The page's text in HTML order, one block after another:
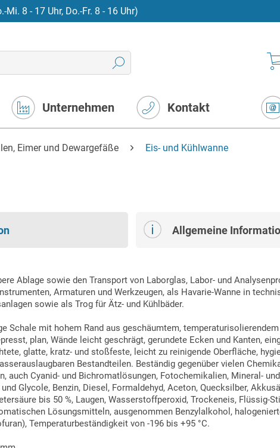
Mi. 8 - 17 Uhr, Do.-Fr. 8 - 16 Uhr)
Unternehmen Kontakt
Eimer und Dewargefäße Eis- und Kühlwanne
Allgemeine
Ablage sowie den Transport von Laborglas, Labor- und
Armaturen und Werkzeugen, als Havarie-Wanne in
sowie als Trog für Ätz- und Kühlbäder.
Schale mit hohem Rand aus geschäumtem, temperaturisolierendem
plan, Wände leicht geschrägt, gerundete Ecken und Kanten,
glatte, kratz- und stoßfeste, leicht zu reinigende Oberfläche,
Bestandteilen. Beständig gegenüber vielen
auch Cyanid- und Bichromatlösungen, Fotochemikalien, Mineral-
Glycole, Benzin, Diesel, Formaldehyd, Aceton, Quecksilber,
bis 50 %, Laugen, Wasserstoffperoxid, Trockeneis, Flüssig-
Lösungsmitteln, ausgenommen Benzylalkohol,
Temperaturbeständigkeit von -196 bis +95 °C.